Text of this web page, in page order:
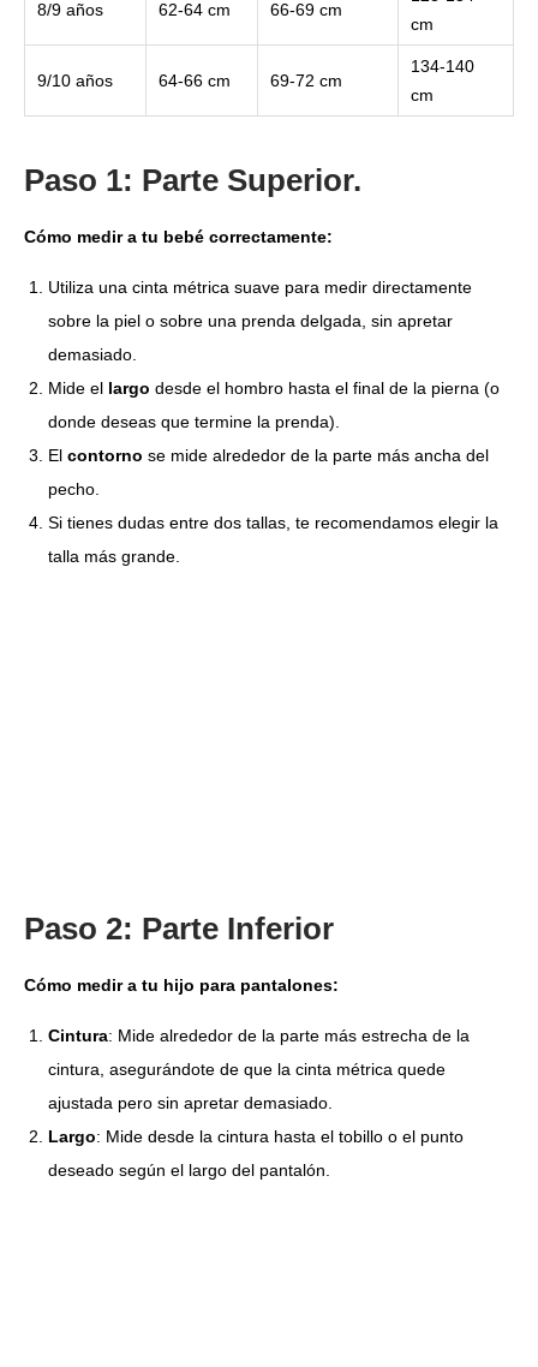
8/9 años 62-64 cm 66-69 cm
cm
9/10 años 64-66 cm 69-72 cm
134-140
cm
Paso 1: Parte Superior.
Cómo medir a tu bebé correctamente:
Utiliza una cinta métrica suave para medir directamente
sobre la piel o sobre una prenda delgada, sin apretar
demasiado.
Mide el largo desde el hombro hasta el final de la pierna (o
donde deseas que termine la prenda).
El contorno se mide alrededor de la parte más ancha del
pecho.
Si tienes dudas entre dos tallas, te recomendamos elegir la
talla más grande.
Paso 2: Parte Inferior
Cómo medir a tu hijo para pantalones:
Cintura: Mide alrededor de la parte más estrecha de la
cintura, asegurándote de que la cinta métrica quede
ajustada pero sin apretar demasiado.
Largo: Mide desde la cintura hasta el tobillo o el punto
deseado según el largo del pantalón.